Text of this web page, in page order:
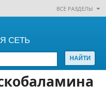
ВСЕ РАЗДЕЛЫ
СЕТЬ